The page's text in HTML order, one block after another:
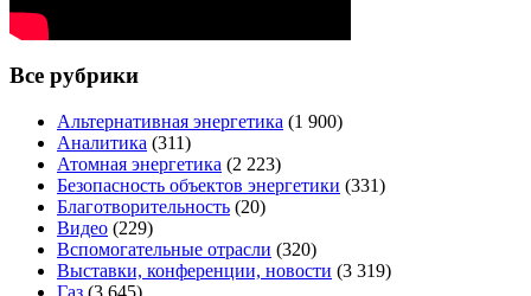
Все рубрики
Альтернативная энергетика (1 900)
Аналитика (311)
Атомная энергетика (2 223)
Безопасность объектов энергетики (331)
Благотворительность (20)
Видео (229)
Вспомогательные отрасли (320)
Выставки, конференции, новости (3 319)
Газ (3 645)